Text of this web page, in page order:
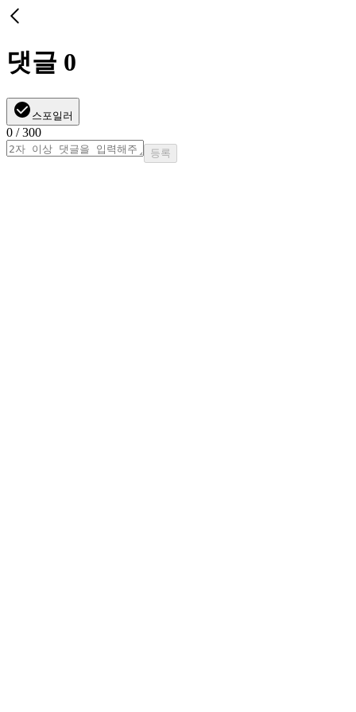
댓글 0
스포일러
0 / 300
등록